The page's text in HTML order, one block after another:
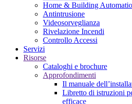
Home & Building
Antintrusione
Videosorveglianza
Rivelazione Incendi
Controllo Accessi
Servizi
Risorse
Cataloghi e brochure
Approfondimenti
Il manuale
Libretto di istruzioni
efficace